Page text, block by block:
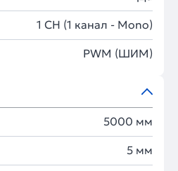
1 CH (1 канал - Mono)
PWM (ШИМ)
5000 мм
5 мм